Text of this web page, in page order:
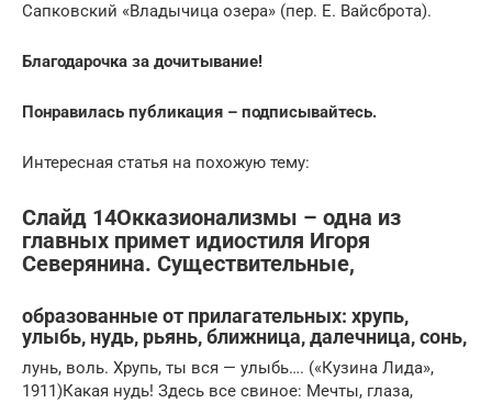
Сапковский «Владычица озера» (пер. Е. Вайсброта).
Благодарочка за дочитывание!
Понравилась публикация – подписывайтесь.
Интересная статья на похожую тему:
Слайд 14Окказионализмы – одна из
главных примет идиостиля Игоря
Северянина. Существительные,
образованные от прилагательных: хрупь,
улыбь, нудь, рьянь, ближница, далечница, сонь,
лунь, воль. Хрупь, ты вся — улыбь…. («Кузина Лида»,
1911)Какая нудь! Здесь все свиное: Мечты, глаза,